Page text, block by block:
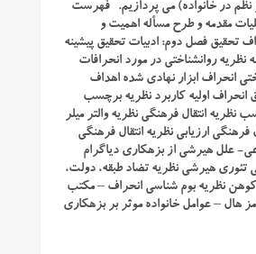
نظم در خانواده) می ‌پردازیم. فهرست
مقدمه و طرح مسأله اهمیت و
تحقیق فصل دوم: ادبیات تحقیق پیشینه
نظریه روانشناختی در مورد انحرافات
انحراف ابزار نهادی شده اهداف
انحراف اولیه کاربرد نظریه برچسب
نظریه انتقال فرهنگی نظریه والتر میلر
فرهنگی ارزیابی نظریه انتقال فرهنگی
علل هیرشی از بزهکاری دیاگرام
تئوری هیرشی نظریه تضاد طبقه، دولت،
نظریه بوم شناسی انحراف – مکتب
هال – عوامل خانواده موثر بر بزهکاری